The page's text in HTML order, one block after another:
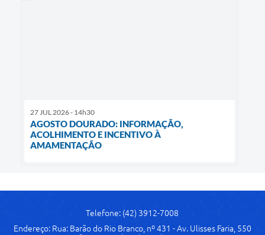
27 JUL 2026 - 14h30
AGOSTO DOURADO: INFORMAÇÃO,
ACOLHIMENTO E INCENTIVO À
AMAMENTAÇÃO
Telefone: (42) 3912-7008
Endereço: Rua: Barão do Rio Branco, nº 431 - Av. Ulisses Faria, 550